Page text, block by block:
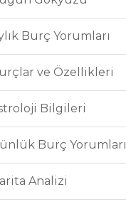
Burç Yorumları
ve Özellikleri
Bilgileri
Burç Yorumları
Analizi